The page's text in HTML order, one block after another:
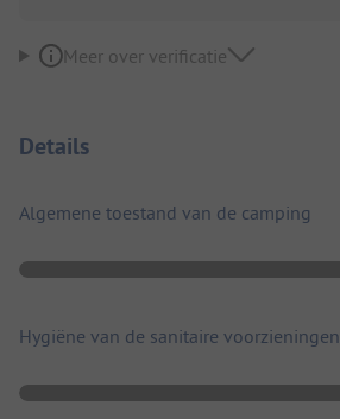
Meer over verificatie
Details
Algemene toestand van de camping
Hygiëne van de sanitaire voorzieningen